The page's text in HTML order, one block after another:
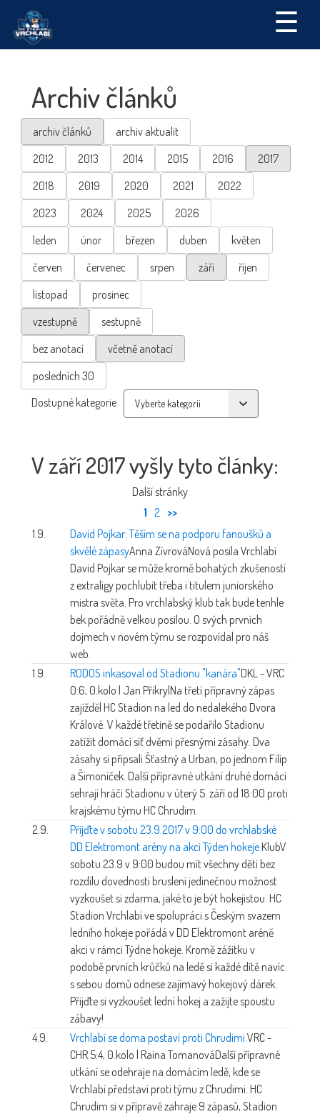
☰
Archiv článků
archiv článků
archiv aktualit
2012
2013 2014 2015 2016
2017
2018
2019 2020 2021
2022
2023
2024 2025
2026
leden
únor březen duben
květen
červen
červenec srpen září
říjen
listopad
prosinec
vzestupně
sestupně
bez anotací
včetně anotací
posledních 30
Dostupné kategorie
V září 2017 vyšly tyto články:
Další stránky
1 2 >>
1.9.
David Pojkar: Těším se na podporu fanoušků a
skvělé zápasyAnna ZívrováNová posila Vrchlabí
David Pojkar se může kromě bohatých zkušeností
z extraligy pochlubit třeba i titulem juniorského
mistra světa. Pro vrchlabský klub tak bude tenhle
bek pořádně velkou posilou. O svých prvních
dojmech v novém týmu se rozpovídal pro náš
web.
1.9.
RODOS inkasoval od Stadionu "kanára"DKL - VRC
0:6, 0.kolo | Jan PřikrylNa třetí přípravný zápas
zajížděl HC Stadion na led do nedalekého Dvora
Králové. V každé třetině se podařilo Stadionu
zatížit domácí síť dvěmi přesnými zásahy. Dva
zásahy si připsali Šťastný a Urban, po jednom Filip
a Šimoníček. Další přípravné utkání druhé domácí
sehrají hráči Stadionu v úterý 5. září od 18:00 proti
krajskému týmu HC Chrudim.
2.9.
Přijďte v sobotu 23.9.2017 v 9:00 do vrchlabské
DD Elektromont arény na akci Týden hokeje KlubV
sobotu 23.9 v 9:00 budou mít všechny děti bez
rozdílu dovednosti bruslení jedinečnou možnost
vyzkoušet si zdarma, jaké to je být hokejistou. HC
Stadion Vrchlabí ve spolupráci s Českým svazem
ledního hokeje pořádá v DD Elektromont aréně
akci v rámci Týdne hokeje. Kromě zážitku v
podobě prvních krůčků na ledě si každé dítě navíc
s sebou domů odnese zajímavý hokejový dárek.
Přijďte si vyzkoušet lední hokej a zažijte spoustu
zábavy!
4.9.
Vrchlabí se doma postaví proti Chrudimi VRC -
CHR 5:4, 0.kolo | Raina TomanováDalší přípravné
utkání se odehraje na domácím ledě, kde se
Vrchlabí představí proti týmu z Chrudimi. HC
Chrudim si v přípravě zahraje 9 zápasů, Stadion